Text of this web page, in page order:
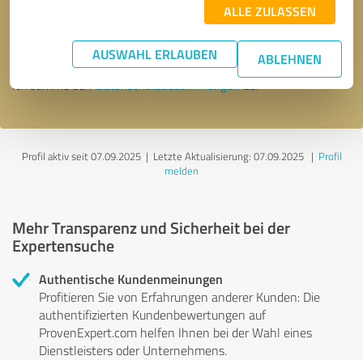
ALLE ZULASSEN
AUSWAHL ERLAUBEN ABLEHNEN
Nachricht senden
Ich stimme denDatenschutzbestimmungenzu.
Profil aktiv seit 07.09.2025 | Letzte Aktualisierung: 07.09.2025| Profil
melden
Mehr Transparenz und Sicherheit bei der
Expertensuche
Authentische Kundenmeinungen
Profitieren Sie von Erfahrungen anderer Kunden: Die
authentifizierten Kundenbewertungen auf
ProvenExpert.com helfen Ihnen bei der Wahl eines
Dienstleisters oder Unternehmens.